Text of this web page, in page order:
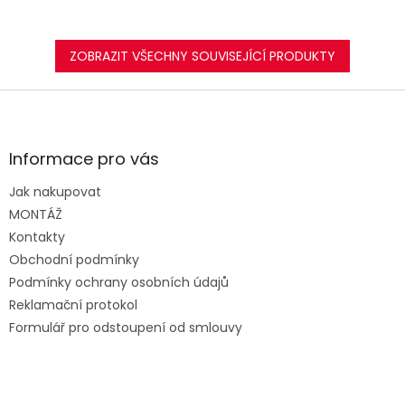
ZOBRAZIT VŠECHNY SOUVISEJÍCÍ PRODUKTY
Z
aInformace pro vás
Jak nakupovat
MONTÁŽ
Kontakty
Obchodní podmínky
Podmínky ochrany osobních údajů
Reklamační protokol
Formulář pro odstoupení od smlouvy